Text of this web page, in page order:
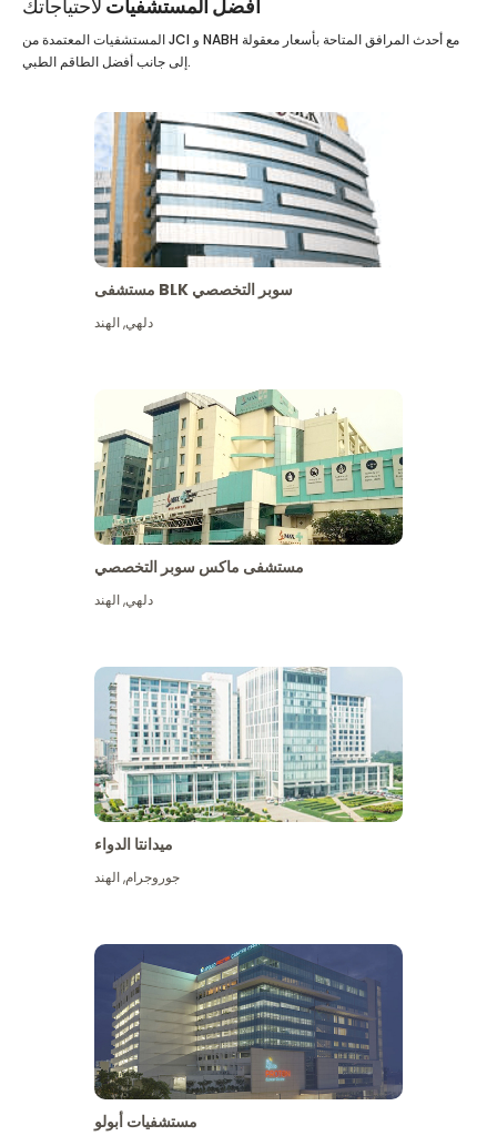
أفضل المستشفيات لاحتياجاتك
المستشفيات المعتمدة من JCI و NABH مع أحدث المرافق المتاحة بأسعار معقولة
إلى جانب أفضل الطاقم الطبي.
مستشفى BLK سوبر التخصصي
دلهي,الهند
مستشفى ماكس سوبر التخصصي
دلهي,الهند
ميدانتا الدواء
جوروجرام,الهند
مستشفيات أبولو